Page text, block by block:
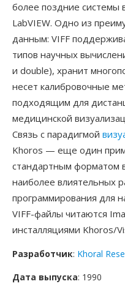
более поздние системы
LabVIEW. Одно из
данным: VIFF
типов научных
и double), хранит
несет калибровочные
подходящим для
медицинской
Связь с парадигмой
Khoros — еще один
стандартным форматом
наиболее влиятельных
программирования для
VIFF-файлы читаются
инсталляциями Khoros/
Разработчик: Khoral
Дата выпуска: 1990